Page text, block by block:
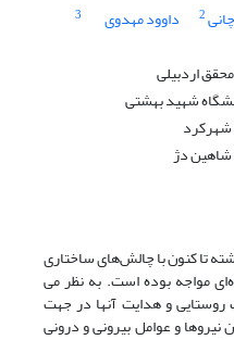
2 داوود مهدوی 3
اردبیلی
شهید بهشتی
شهرکرد
شاهین دژ
تا کنون با چالش‌های ساختاری
مواجه بوده است. به نظر می
و هدایت آنها در جهت
نیروها و عوامل بیرونی و درونی